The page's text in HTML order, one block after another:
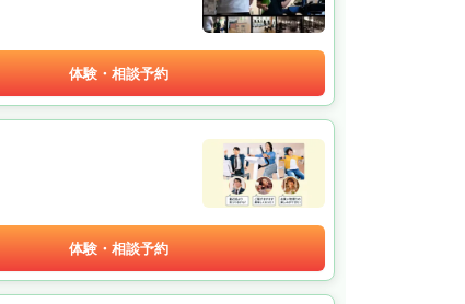
体験・相談予約
体験・相談予約